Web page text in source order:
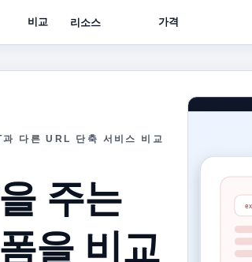
비교 리소스 가격
다른 URL 단축 서비스 비교
주는
을 비교